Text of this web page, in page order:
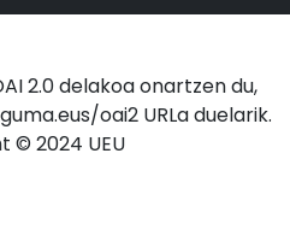
2.0 delakoa onartzen du,
oai2 URLa duelarik.
© 2024 UEU